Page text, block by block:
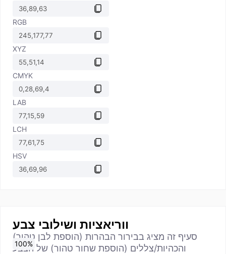
RGB
XYZ
CMYK
LAB
LCH
HSV
ווריאציות ושילובי צבע
סעיף זה מציג בבירור הבהרות (הוספת לבן טהור)
והכהיות/צללים (הוספת שחור טהור) של הצבע
0%
10%
20%
30%
40%
50%
60%
70%
80%
90%
100%